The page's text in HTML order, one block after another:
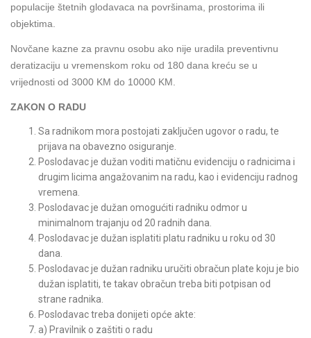
populacije štetnih glodavaca na površinama, prostorima ili
objektima.
Novčane kazne za pravnu osobu ako nije uradila preventivnu
deratizaciju u vremenskom roku od 180 dana kreću se u
vrijednosti od 3000 KM do 10000 KM.
ZAKON O RADU
Sa radnikom mora postojati zaključen ugovor o radu, te
prijava na obavezno osiguranje.
Poslodavac je dužan voditi matičnu evidenciju o radnicima i
drugim licima angažovanim na radu, kao i evidenciju radnog
vremena.
Poslodavac je dužan omogućiti radniku odmor u
minimalnom trajanju od 20 radnih dana.
Poslodavac je dužan isplatiti platu radniku u roku od 30
dana.
Poslodavac je dužan radniku uručiti obračun plate koju je bio
dužan isplatiti, te takav obračun treba biti potpisan od
strane radnika.
Poslodavac treba donijeti opće akte:
a) Pravilnik o zaštiti o radu